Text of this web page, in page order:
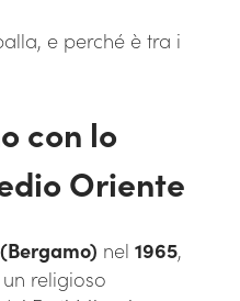
e perché è tra i
con lo
Oriente
nel 1965,
religioso